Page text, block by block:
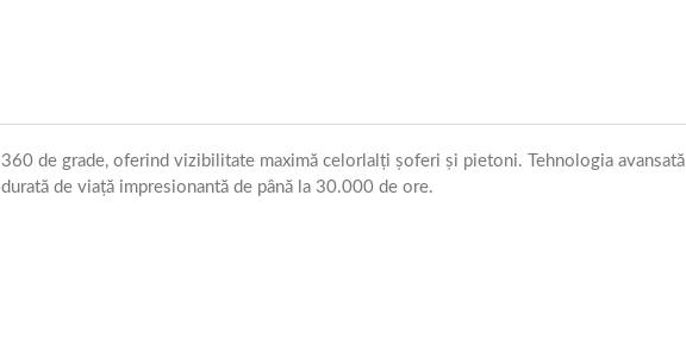
​​de grade, oferind vizibilitate maximă celorlalți șoferi și pietoni. Tehnologia avansată
de viață impresionantă de până la 30.000 de ore.